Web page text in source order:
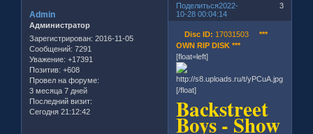
Поделиться 3
2022-
10-28 00:04:14
Admin
Администратор
Зарегистрирован: 2016-11-05
Сообщений: 7291
Уважение: +17391
Позитив: +608
Провел на форуме:
3 месяца 7 дней
Последний визит:
Сегодня 21:12:42
Disc ID: 17031503***
OWN RIP DISK ***
[float=left]
[/float]
Backstreet
Boys - Show